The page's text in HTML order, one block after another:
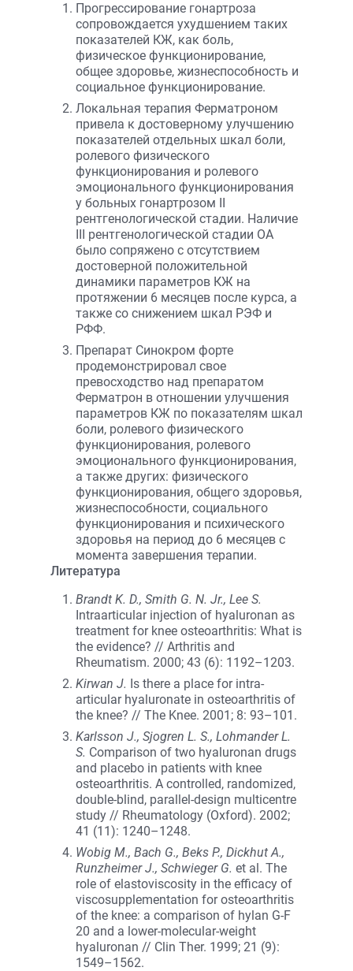
Прогрессирование гонартроза
сопровождается ухудшением таких
показателей КЖ, как боль,
физическое функционирование,
общее здоровье, жизнеспособность и
социальное функционирование.
Локальная терапия Ферматроном
привела к достоверному улучшению
показателей отдельных шкал боли,
ролевого физического
функционирования и ролевого
эмоционального функционирования
у больных гонартрозом II
рентгенологической стадии. Наличие
III рентгенологической стадии ОА
было сопряжено с отсутствием
достоверной положительной
динамики параметров КЖ на
протяжении 6 месяцев после курса, а
также со снижением шкал РЭФ и
РФФ.
Препарат Синокром форте
продемонстрировал свое
превосходство над препаратом
Ферматрон в отношении улучшения
параметров КЖ по показателям шкал
боли, ролевого физического
функционирования, ролевого
эмоционального функционирования,
а также других: физического
функционирования, общего здоровья,
жизнеспособности, социального
функционирования и психического
здоровья на период до 6 месяцев с
момента завершения терапии.
Литература
Brandt K. D., Smith G. N. Jr., Lee S.
Intraarticular injection of hyaluronan as
treatment for knee osteoarthritis: What is
the evidence? // Arthritis and
Rheumatism. 2000; 43 (6): 1192–1203.
Kirwan J. Is there a place for intra-
articular hyaluronate in osteoarthritis of
the knee? // The Knee. 2001; 8: 93–101.
Karlsson J., Sjogren L. S., Lohmander L.
S. Comparison of two hyaluronan drugs
and placebo in patients with knee
osteoarthritis. A controlled, randomized,
double-blind, parallel-design multicentre
study // Rheumatology (Oxford). 2002;
41 (11): 1240–1248.
Wobig M., Bach G., Beks P., Dickhut A.,
Runzheimer J., Schwieger G. et al. The
role of elastoviscosity in the efficacy of
viscosupplementation for osteoarthritis
of the knee: a comparison of hylan G-F
20 and a lower-molecular-weight
hyaluronan // Clin Ther. 1999; 21 (9):
1549–1562.